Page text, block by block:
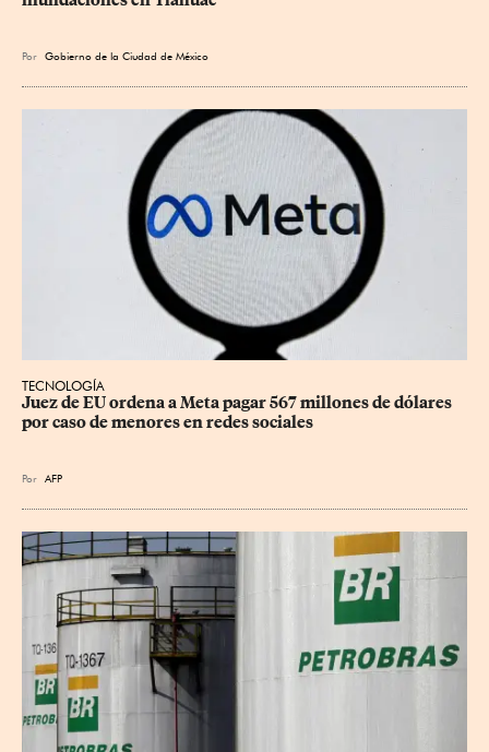
Por Gobierno de la Ciudad de México
TECNOLOGÍA
Juez de EU ordena a Meta pagar 567 millones de dólares
por caso de menores en redes sociales
Por AFP